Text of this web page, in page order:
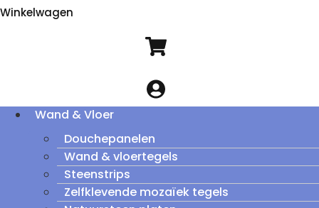
Winkelwagen
Wand & Vloer
Douchepanelen
Wand & vloertegels
Steenstrips
Zelfklevende mozaïek tegels